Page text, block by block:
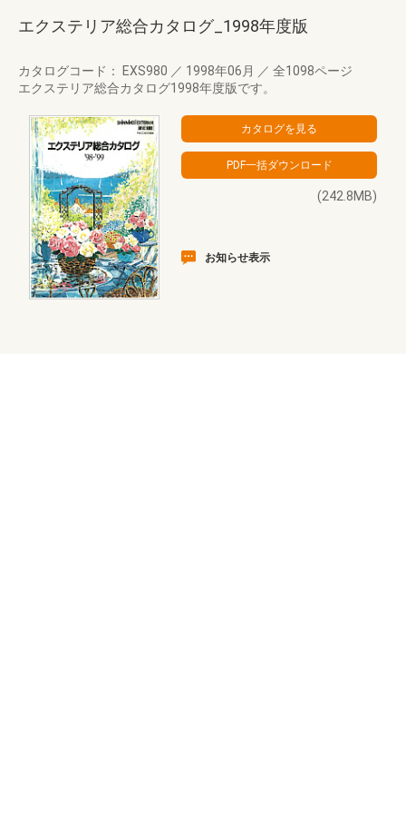
エクステリア総合カタログ_1998年度版
カタログコード： EXS980 ／ 1998年06月 ／ 全1098ページ
エクステリア総合カタログ1998年度版です。
(242.8MB)
お知らせ表示